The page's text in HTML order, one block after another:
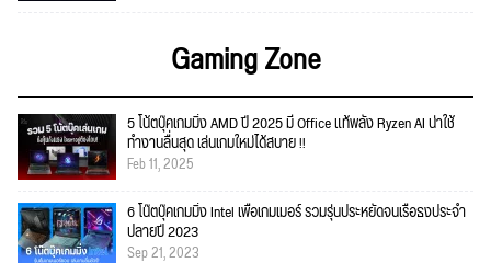
Gaming Zone
5 โน้ตบุ๊คเกมมิ่ง AMD ปี 2025 มี Office แท้พลัง Ryzen AI น่าใช้
ทำงานลื่นสุด เล่นเกมใหม่ได้สบาย !!
Feb 11, 2025
6 โน๊ตบุ๊คเกมมิ่ง Intel เพื่อเกมเมอร์ รวมรุ่นประหยัดจนเรือธงประจำ
ปลายปี 2023
Sep 21, 2023